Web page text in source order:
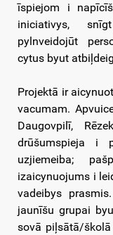
īspiejom i
iniciativys,
pylnveidojūt
cytus byut
Projektā ir
vacumam.
Daugovpilī,
drūšumspieja i
uzjiemeiba;
izaicynuojums i
vadeibys
jaunīšu grupai
sovā piļsātā/